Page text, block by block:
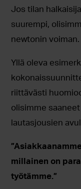
Jos tilan
suurempi,
newtonin voiman.
Yllä oleva
riittävästi
olisimme
lautasjousien
millainen on
työtämme.”